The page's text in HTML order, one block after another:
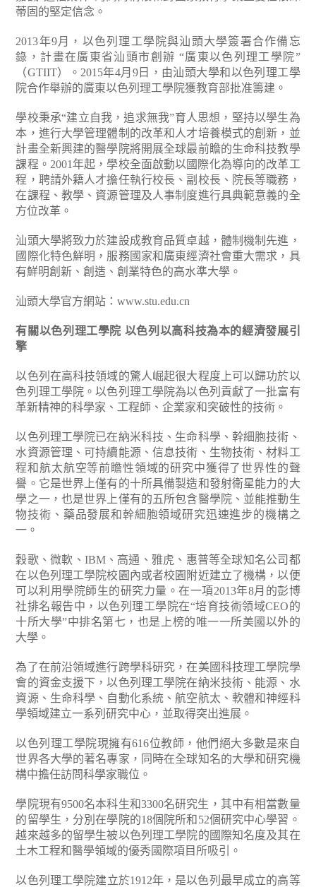
蒂固的堅定信念。
2013年9月，以色列理工學院與汕頭大學簽署合作備忘
錄，計畫在廣東省汕頭市創辦 “廣東以色列理工學院”
（GTIIT）。2015年4月9日，由汕頭大學和以色列理工學
院合作舉辦的廣東以色列理工學院獲教育部批准籌建。
學校秉承“建立自我，追求無我”育人思想，堅持以學生為
本，進行大學管理體制的改革和人才培養模式的創新，並
計畫全新興建的醫學院將開展全球最前瞻的生命科技教學
課程。2001年起，學校全面啟動以國際化為導向的改革工
程，聘請外籍人才擔任執行校長、副校長、院長等職務，
在課程、教學、資源管理及人事制度進行具典範意義的全
方位改革。
汕頭大學將致力於建設成教育品質卓越，體制機制先進，
國際化特色鮮明，服務國家和廣東經濟社會重大需求，具
有鮮明創新、創造、創業特色的高水準大學。
汕頭大學官方網站：www.stu.edu.cn
有關以色列理工學院 以色列以高科技為本的經濟發展引
擎
以色列在高科技領域的驚人崛起很大程度上可以歸功於以
色列理工學院。以色列理工學院為以色列貢獻了一批富有
革新精神的科學家、工程師、企業家和突破性的技術。
以色列理工學院已在納米科技、生命科學、幹細胞技術、
水資源管理、可持續能源、信息技術、生物技術、材料工
程和航太航空等前瞻性領域的研究中獲得了世界性的聲
譽。它是世界上僅有的十所具備製造和發射衛星能力的大
學之一，也是世界上僅有的五所包含醫學院、並能推動生
物技術、藥品發展和幹細胞領域研究迅速進步的機構之
一。
穀歌、微軟、IBM、高通、雅虎、惠普等全球知名公司都
在以色列理工學院校園內或者校園附近建立了機構，以便
可以利用學院師生的研究力量。在一項2013年8月的彭博
社排名報告中，以色列理工學院在“培育技術領域CEO的
十所大學”中排名第七，也是上榜的唯一一所美國以外的
大學。
為了在前沿領域進行跨學科研究，在美國科技理工學院學
會的資金支援下，以色列理工學院在納米技術、能源、水
資源、生命科學、自動化系統、航空航太、軟體和神經科
學領域建立一系列研究中心，並取得突出進展。
以色列理工學院現擁有616位教師，他們絕大多數是來自
世界各大學的著名專家，同時在全球知名的大學和研究機
構中擔任訪問科學家職位。
學院現有9500名本科生和3300名研究生，其中有相當數量
的留學生，分別在學院的18個院所和52個研究中心學習。
越來越多的留學生被以色列理工學院的國際知名度及其在
土木工程和醫學領域的優秀國際項目所吸引。
以色列理工學院建立於1912年，是以色列最早成立的高等